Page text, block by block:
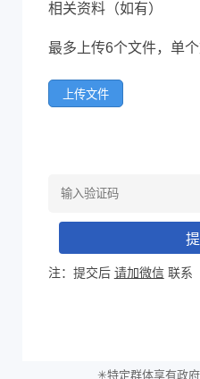
✳特定群体享有政
相关资料（如有）
最多上传6个文件，单
上传文件
注：提交后 请加微信联系